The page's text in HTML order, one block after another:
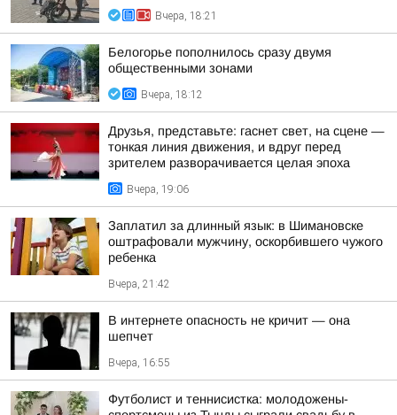
Вчера, 18:21
Белогорье пополнилось сразу двумя
общественными зонами
Вчера, 18:12
Друзья, представьте: гаснет свет, на сцене —
тонкая линия движения, и вдруг перед
зрителем разворачивается целая эпоха
Вчера, 19:06
Заплатил за длинный язык: в Шимановске
оштрафовали мужчину, оскорбившего чужого
ребенка
Вчера, 21:42
В интернете опасность не кричит — она
шепчет
Вчера, 16:55
Футболист и теннисистка: молодожены-